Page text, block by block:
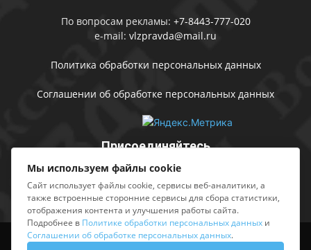
По вопросам рекламы: +7-8443-777-020
e-mail: vlzpravda@mail.ru
Политика обработки персональных данных
Соглашении об обработке персональных данных
Присоединяйтесь
Выходные данные Sing in
Мы используем файлы cookie
Сайт использует файлы cookie, сервисы веб-аналитики, а
также встроенные сторонние сервисы для сбора статистики,
отображения контента и улучшения работы сайта.
Подробнее в Политике обработки персональных данных и
Соглашении об обработке персональных данных.